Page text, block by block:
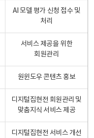
AI 모델 평가 신청 접수 및
처리
서비스 제공을 위한
회원관리
원윈도우 콘텐츠 홍보
디지털집현전 회원관리 및
맞춤지식 서비스 제공
디지털집현전 서비스 개선